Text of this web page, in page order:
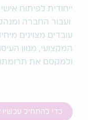
ייחודית לפיתוח
ועבור החברה
עובדים מצוינים
המקצועי, מגוון
ולמקסם את
כדי להתחיל